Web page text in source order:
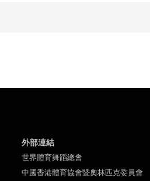
外部連結
世界體育舞蹈總會
中國香港體育協會暨奧林匹克委員會